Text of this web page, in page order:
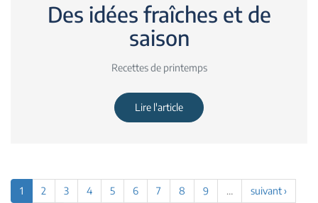
Des idées fraîches et de
saison
Recettes de printemps
Lire l'article
1 2 3 4 5 6 7 8 9 …
suivant ›